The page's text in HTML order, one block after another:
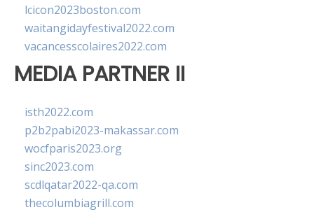
lcicon2023boston.com
waitangidayfestival2022.com
vacancesscolaires2022.com
MEDIA PARTNER II
isth2022.com
p2b2pabi2023-makassar.com
wocfparis2023.org
sinc2023.com
scdlqatar2022-qa.com
thecolumbiagrill.com